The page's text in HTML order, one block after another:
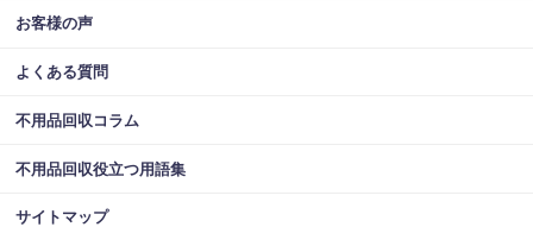
お客様の声
よくある質問
不用品回収コラム
不用品回収役立つ用語集
サイトマップ